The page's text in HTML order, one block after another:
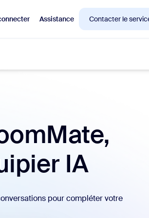
Assistance Contacter le
Meetings
Rooms
Performance CX
IA
pour compléter votre